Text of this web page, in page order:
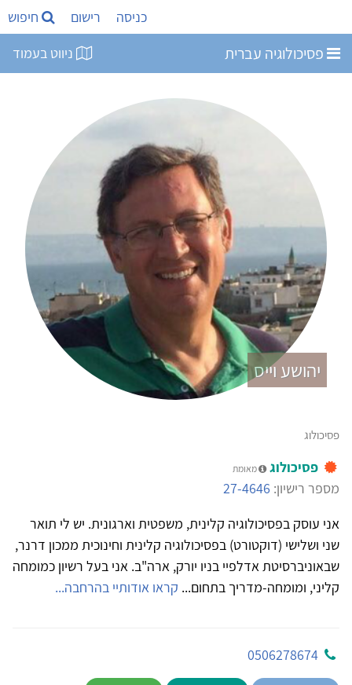
כניסה רישום חיפוש
פסיכולוגיה עברית ניווט בעמוד
יהושע וייס
פסיכולוג
פסיכולוג מאומת
מספר רישיון: 27-4646
אני עוסק בפסיכולוגיה קלינית, משפטית וארגונית. יש לי תואר
שני ושלישי (דוקטורט) בפסיכולוגיה קלינית וחינוכית ממכון דרנר,
שבאוניברסיטת אדלפיי בניו יורק, ארה"ב. אני בעל רשיון כמומחה
קליני, ומומחה-מדריך בתחום... קראו אודותיי בהרחבה...
0506278674